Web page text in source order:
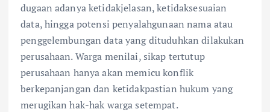
dugaan adanya ketidakjelasan, ketidaksesuaian
data, hingga potensi penyalahgunaan nama atau
penggelembungan data yang dituduhkan dilakukan
perusahaan. Warga menilai, sikap tertutup
perusahaan hanya akan memicu konflik
berkepanjangan dan ketidakpastian hukum yang
merugikan hak-hak warga setempat.